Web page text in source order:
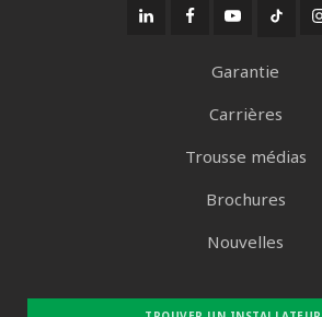
Garantie
Carrières
Trousse médias
Brochures
Nouvelles